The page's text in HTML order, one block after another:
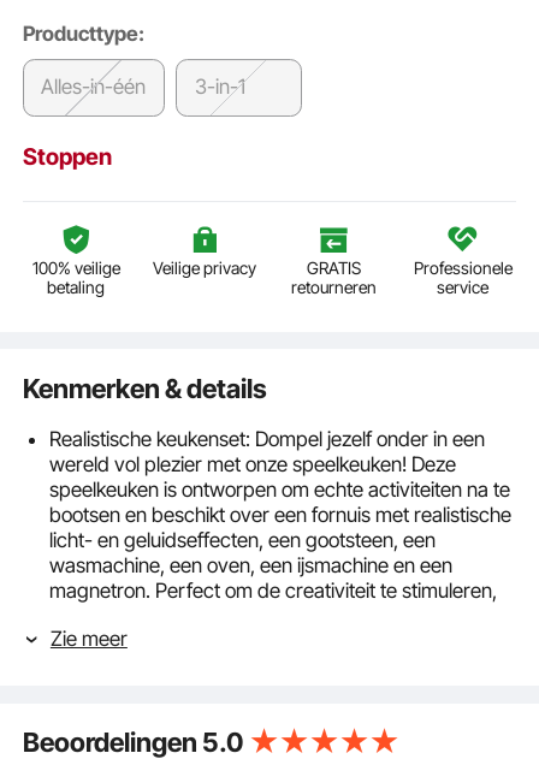
Producttype:
Alles-in-één 3-in-1
Stoppen
100% veilige
betaling
Veilige privacy
GRATIS
retourneren
Professionele
service
Kenmerken & details
Realistische keukenset: Dompel jezelf onder in een
wereld vol plezier met onze speelkeuken! Deze
speelkeuken is ontworpen om echte activiteiten na te
bootsen en beschikt over een fornuis met realistische
licht- en geluidseffecten, een gootsteen, een
wasmachine, een oven, een ijsmachine en een
magnetron. Perfect om de creativiteit te stimuleren,
stimuleren terwijl kinderen heerlijke maaltijden
roestvrijstalen spatels, een ovenschaal, een
Zie meer
Beoordelingen 5.0